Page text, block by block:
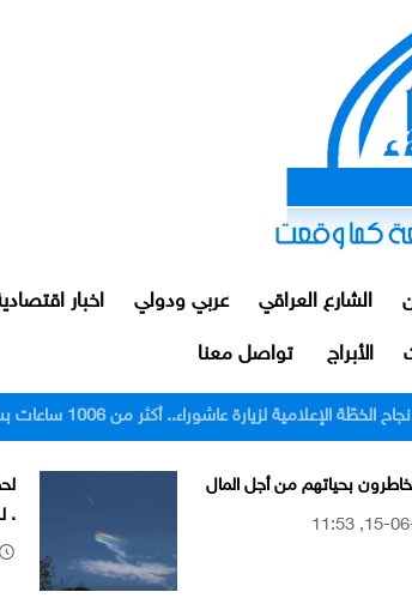
الشارع العراقي عربي ودولي اخبار
الأبراج تواصل معنا
ضابط ومنتسبين اثنين من مرور النجف بعد اعتدائهم على
بحياتهم من أجل المال
.